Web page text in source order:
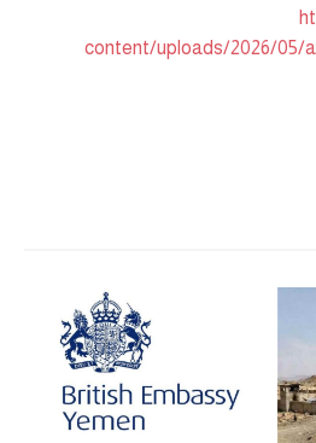
content/uploads/2026/05/